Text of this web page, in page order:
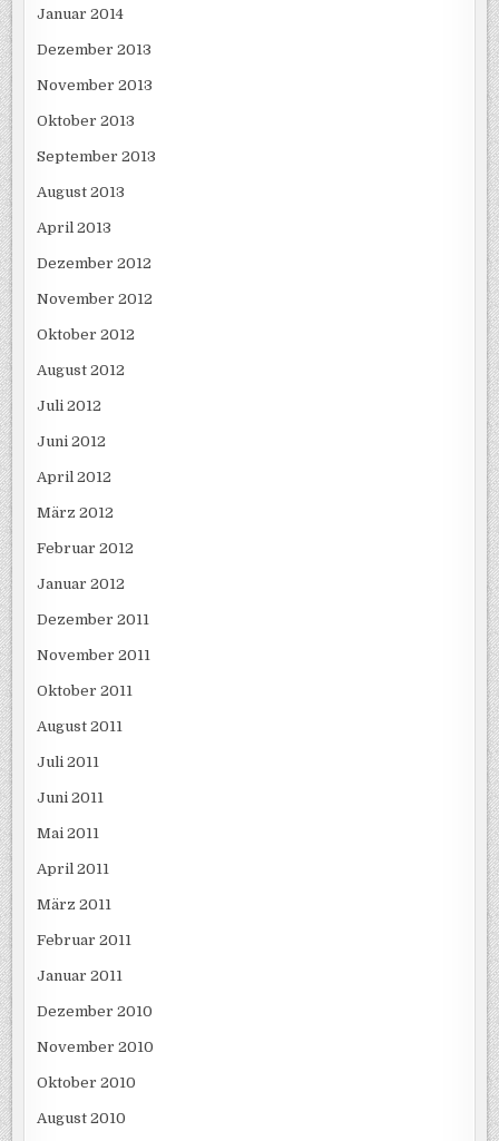
Januar 2014
Dezember 2013
November 2013
Oktober 2013
September 2013
August 2013
April 2013
Dezember 2012
November 2012
Oktober 2012
August 2012
Juli 2012
Juni 2012
April 2012
März 2012
Februar 2012
Januar 2012
Dezember 2011
November 2011
Oktober 2011
August 2011
Juli 2011
Juni 2011
Mai 2011
April 2011
März 2011
Februar 2011
Januar 2011
Dezember 2010
November 2010
Oktober 2010
August 2010